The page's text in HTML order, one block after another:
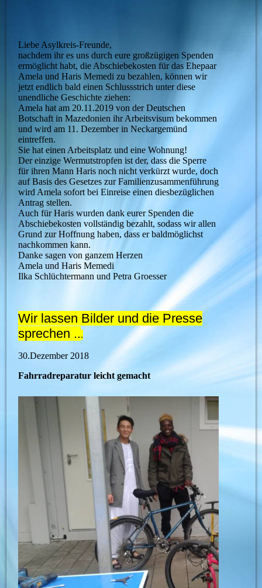
Liebe Asylkreis-Freunde,
nachdem ihr es uns durch eure großzügigen Spenden
ermöglicht habt, die Abschiebekosten für das Ehepaar
Amela und Haris Memedi zu bezahlen, können wir
jetzt endlich bald einen Schlussstrich unter diese
unendliche Geschichte ziehen:
Amela hat am 20.11.2019 von der Deutschen
Botschaft in Mazedonien ihr Arbeitsvisum bekommen
und wird am 11. Dezember in Neckargemünd
eintreffen.
Sie hat einen Arbeitsplatz und eine Wohnung!
Der einzige Wermutstropfen ist der, dass die Sperre
für ihren Mann Haris noch nicht verkürzt wurde, doch
auf Basis des Gesetzes zur Familienzusammenführung
wird Amela sofort bei Einreise einen diesbezüglichen
Antrag stellen.
Auch für Haris wurden dank eurer Spenden die
Abschiebekosten vollständig bezahlt, sodass wir allen
Grund zur Hoffnung haben, dass er baldmöglichst
nachkommen kann.
Danke sagen von ganzem Herzen
Amela und Haris Memedi
Ilka Schlüchtermann und Petra Groesser
Wir lassen Bilder und die Presse
sprechen ...
30.Dezember 2018
Fahrradreparatur leicht gemacht